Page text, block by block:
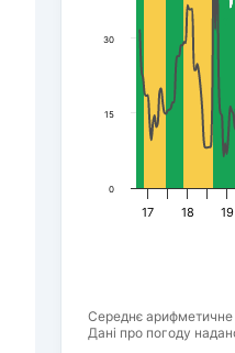
Середнє арифметичне
Дані про погоду
17 18 19
0
15
30